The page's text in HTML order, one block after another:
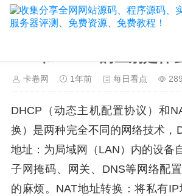
卡卷网 1年前 每日看点 289
DHCP（动态主机配置协议）和
换）是两种完全不同的网络技术，
地址：为局域网（LAN）内的设备
子网掩码、网关、DNS等网络配
的麻烦。NAT地址转换：将私有